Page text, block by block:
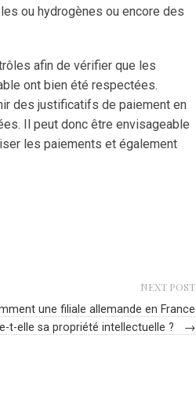
ou hydrogènes ou encore des
afin de vérifier que les
ont bien été respectées.
des justificatifs de paiement en
Il peut donc être envisageable
les paiements et également
NEXT POST
une filiale allemande en France
t-elle sa propriété intellectuelle ?
→